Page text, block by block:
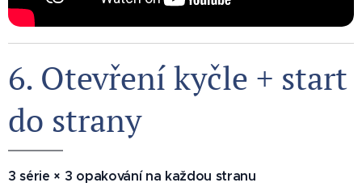
6. Otevření kyčle + start
do strany 🧊
3 série × 3 opakování na každou stranu